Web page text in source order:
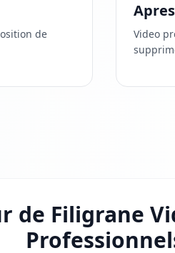
de
Apres
Video
de Filigrane